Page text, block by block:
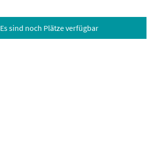
Es sind noch Plätze verfügbar